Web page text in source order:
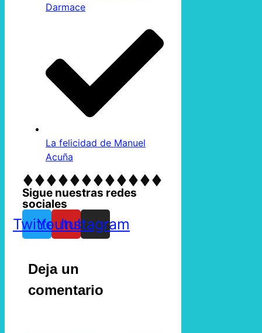
Darmace
La felicidad de Manuel
Acuña
Sigue nuestras redes
sociales
TwitterYoutube
Instagram
Deja un
comentario